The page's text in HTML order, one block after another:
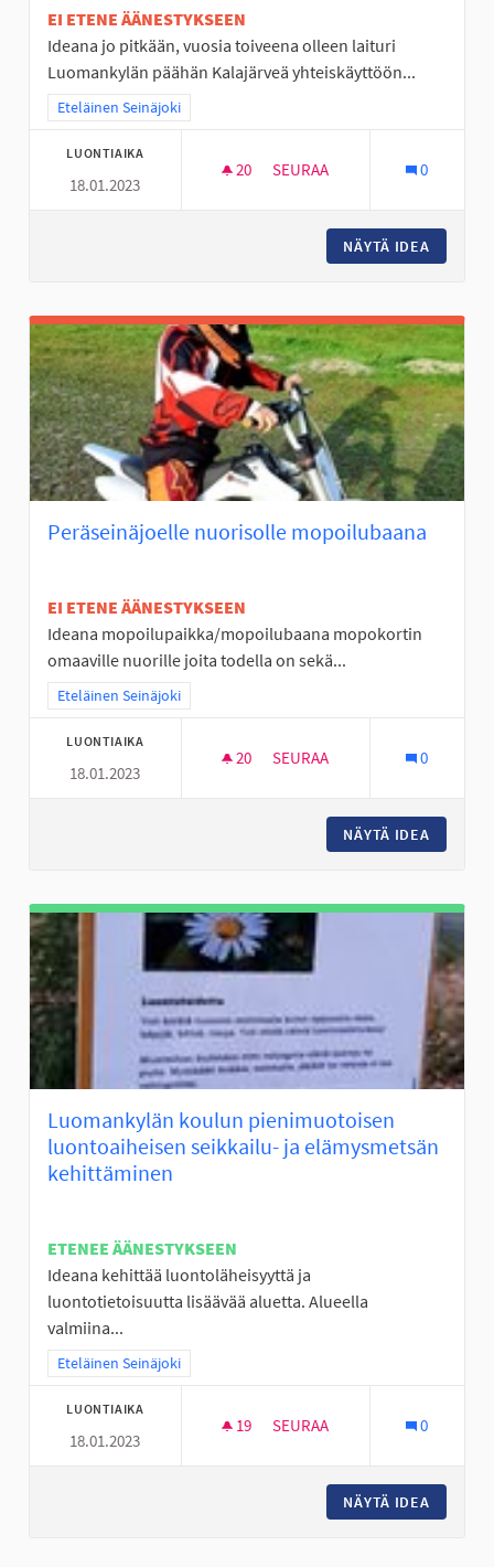
EI ETENE ÄÄNESTYKSEEN
Ideana jo pitkään, vuosia toiveena olleen laituri
Luomankylän päähän Kalajärveä yhteiskäyttöön...
Rajaa tulokset teeman mukaan: Eteläinen Seinäjoki
Eteläinen Seinäjoki
LUONTIAIKA
18.01.2023
20 20 SEURAAJAA
SEURAA 0
NÄYTÄ IDEA
Peräseinäjoelle nuorisolle mopoilubaana
EI ETENE ÄÄNESTYKSEEN
Ideana mopoilupaikka/mopoilubaana mopokortin
omaaville nuorille joita todella on sekä...
Rajaa tulokset teeman mukaan: Eteläinen Seinäjoki
Eteläinen Seinäjoki
LUONTIAIKA
18.01.2023
20 20 SEURAAJAA
SEURAA 0
NÄYTÄ IDEA
Luomankylän koulun pienimuotoisen
luontoaiheisen seikkailu- ja elämysmetsän
kehittäminen
ETENEE ÄÄNESTYKSEEN
Ideana kehittää luontoläheisyyttä ja
luontotietoisuutta lisäävää aluetta. Alueella
valmiina...
Rajaa tulokset teeman mukaan: Eteläinen Seinäjoki
Eteläinen Seinäjoki
LUONTIAIKA
18.01.2023
19 19 SEURAAJAA
SEURAA 0
NÄYTÄ IDEA